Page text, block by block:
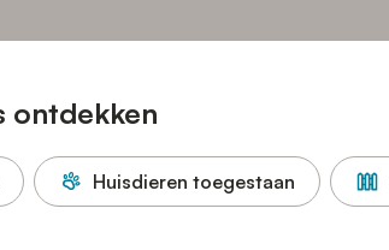
ontdekken
Huisdieren toegestaan